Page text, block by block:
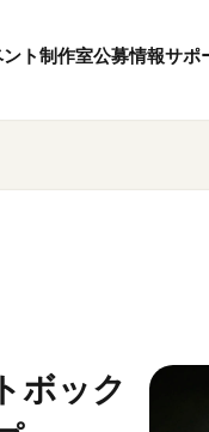
ト制作室公募情報サポ
お問い合わせ
閲覧支援
ボック